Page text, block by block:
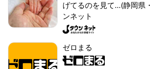
げてるのを見て...(静岡県
ンネット
ゼロまる